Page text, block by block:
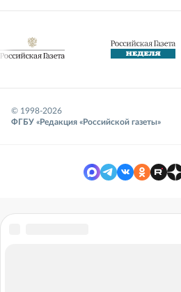
© 1998-2026
ФГБУ «Редакция «Российской газеты»